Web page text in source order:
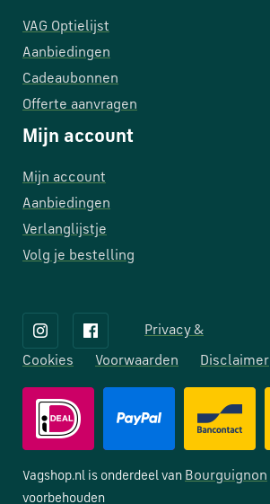
VAG Optielijst
Aanbiedingen
Cadeaubonnen
Offerte aanvragen
Mijn account
Mijn account
Aanbiedingen
Verlanglijstje
Volg je bestelling
Privacy &
Cookies Voorwaarden Disclaimer
Vagshop.nl is onderdeel van Bourguignon
voorbehouden